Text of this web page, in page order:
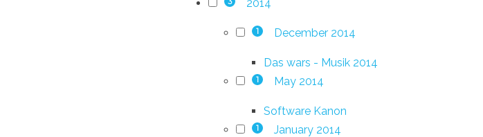
2014
1 December 2014
Das wars - Musik 2014
1 May 2014
Software Kanon
1 January 2014